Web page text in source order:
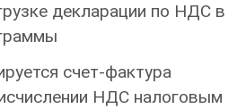
декларации по НДС в
счет-фактура
НДС налоговым